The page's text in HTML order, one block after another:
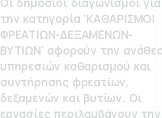
την κατηγορία 'ΚΑΘΑΡΙΣΜΟΙ
ΦΡΕΑΤΙΩΝ-ΔΕΞΑΜΕΝΩΝ-
ΒΥΤΙΩΝ' αφορούν την
υπηρεσιών καθαρισμού και
συντήρησης φρεατίων,
δεξαμενών και βυτίων. Οι
εργασίες περιλαμβάνουν την